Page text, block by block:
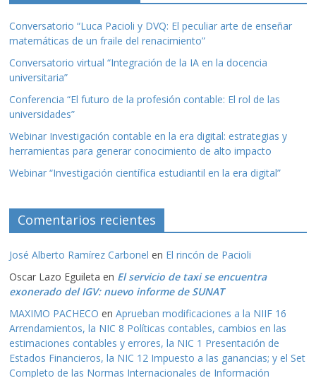
Conversatorio “Luca Pacioli y DVQ: El peculiar arte de enseñar
matemáticas de un fraile del renacimiento”
Conversatorio virtual “Integración de la IA en la docencia
universitaria”
Conferencia “El futuro de la profesión contable: El rol de las
universidades”
Webinar Investigación contable en la era digital: estrategias y
herramientas para generar conocimiento de alto impacto
Webinar “Investigación científica estudiantil en la era digital”
Comentarios recientes
José Alberto Ramírez Carbonel en El rincón de Pacioli
Oscar Lazo Eguileta en El servicio de taxi se encuentra
exonerado del IGV: nuevo informe de SUNAT
MAXIMO PACHECO enAprueban modificaciones a la NIIF 16
Arrendamientos, la NIC 8 Políticas contables, cambios en las
estimaciones contables y errores, la NIC 1 Presentación de
Estados Financieros, la NIC 12 Impuesto a las ganancias; y el Set
Completo de las Normas Internacionales de Información